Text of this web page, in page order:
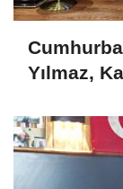
Yılmaz,